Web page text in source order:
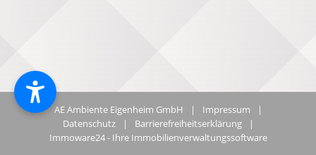
AE Ambiente Eigenheim GmbH | Impressum
|
Datenschutz
| Barrierefreiheitserklärung
|
Immoware24 - Ihre Immobilienverwaltungssoftware